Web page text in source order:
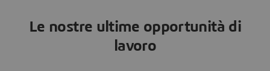
Le nostre ultime opportunità di
lavoro